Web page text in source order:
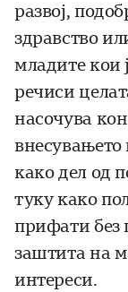
развој,
здравство
младите кои
речиси
насочува
внесувањето
како дел од
туку како
прифати без
заштита на
интереси.